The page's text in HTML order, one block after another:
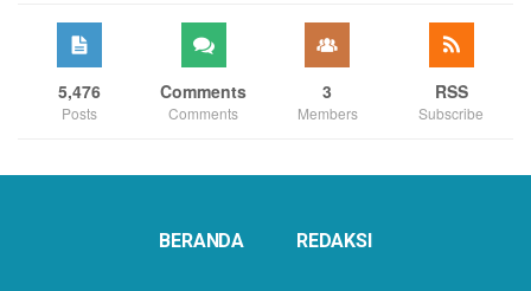
5,476
Posts
Comments
Comments
3
Members
RSS
Subscribe
BERANDA REDAKSI